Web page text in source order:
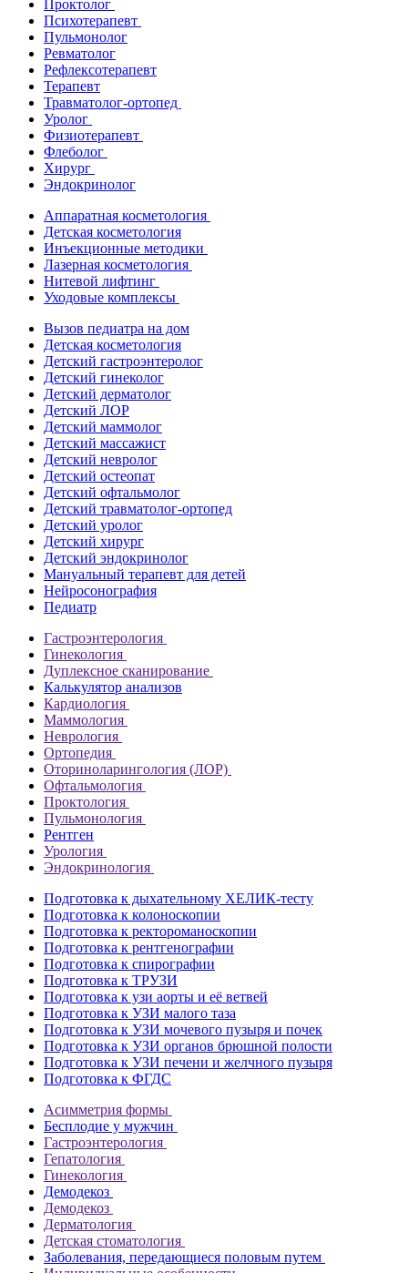
Проктолог
Психотерапевт
Пульмонолог
Ревматолог
Рефлексотерапевт
Терапевт
Травматолог-ортопед
Уролог
Физиотерапевт
Флеболог
Хирург
Эндокринолог
Аппаратная косметология
Детская косметология
Инъекционные методики
Лазерная косметология
Нитевой лифтинг
Уходовые комплексы
Вызов педиатра на дом
Детская косметология
Детский гастроэнтеролог
Детский гинеколог
Детский дерматолог
Детский ЛОР
Детский маммолог
Детский массажист
Детский невролог
Детский остеопат
Детский офтальмолог
Детский травматолог-ортопед
Детский уролог
Детский хирург
Детский эндокринолог
Мануальный терапевт для детей
Нейросонография
Педиатр
Гастроэнтерология
Гинекология
Дуплексное сканирование
Калькулятор анализов
Кардиология
Маммология
Неврология
Ортопедия
Оториноларингология (ЛОР)
Офтальмология
Проктология
Пульмонология
Рентген
Урология
Эндокринология
Подготовка к дыхательному ХЕЛИК-тесту
Подготовка к колоноскопии
Подготовка к ректороманоскопии
Подготовка к рентгенографии
Подготовка к спирографии
Подготовка к ТРУЗИ
Подготовка к узи аорты и её ветвей
Подготовка к УЗИ малого таза
Подготовка к УЗИ мочевого пузыря и почек
Подготовка к УЗИ органов брюшной полости
Подготовка к УЗИ печени и желчного пузыря
Подготовка к ФГДС
Асимметрия формы
Бесплодие у мужчин
Гастроэнтерология
Гепатология
Гинекология
Демодекоз
Демодекоз
Дерматология
Детская стоматология
Заболевания, передающиеся половым путем